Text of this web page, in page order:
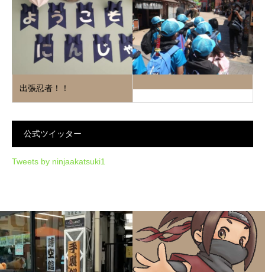
出張忍者！！
公式ツイッター
Tweets by ninjaakatsuki1